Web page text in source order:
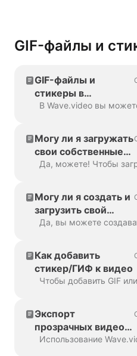
GIF-файлы и
GIF-файлы и
стикеры в
Wave.video: обзор
Могу ли я загружать
свои собственные
графические
файлы или стикеры
в Wave.video?
Могу ли я создать и
загрузить свой
собственный GIF?
Как добавить
стикер/ГИФ к видео
Экспорт
прозрачных видео и
gif в Wave.video